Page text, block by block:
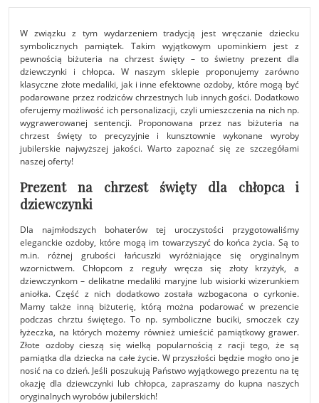
W związku z tym wydarzeniem tradycją jest wręczanie dziecku
symbolicznych pamiątek. Takim wyjątkowym upominkiem jest z
pewnością biżuteria na chrzest święty – to świetny prezent dla
dziewczynki i chłopca. W naszym sklepie proponujemy zarówno
klasyczne złote medaliki, jak i inne efektowne ozdoby, które mogą być
podarowane przez rodziców chrzestnych lub innych gości. Dodatkowo
oferujemy możliwość ich personalizacji, czyli umieszczenia na nich np.
wygrawerowanej sentencji. Proponowana przez nas biżuteria na
chrzest święty to precyzyjnie i kunsztownie wykonane wyroby
jubilerskie najwyższej jakości. Warto zapoznać się ze szczegółami
naszej oferty!
Prezent na chrzest święty dla chłopca i
dziewczynki
Dla najmłodszych bohaterów tej uroczystości przygotowaliśmy
eleganckie ozdoby, które mogą im towarzyszyć do końca życia. Są to
m.in. różnej grubości łańcuszki wyróżniające się oryginalnym
wzornictwem. Chłopcom z reguły wręcza się złoty krzyżyk, a
dziewczynkom – delikatne medaliki maryjne lub wisiorki wizerunkiem
aniołka. Część z nich dodatkowo została wzbogacona o cyrkonie.
Mamy także inną biżuterię, którą można podarować w prezencie
podczas chrztu świętego. To np. symboliczne buciki, smoczek czy
łyżeczka, na których możemy również umieścić pamiątkowy grawer.
Złote ozdoby cieszą się wielką popularnością z racji tego, że są
pamiątka dla dziecka na całe życie. W przyszłości będzie mogło ono je
nosić na co dzień. Jeśli poszukują Państwo wyjątkowego prezentu na tę
okazję dla dziewczynki lub chłopca, zapraszamy do kupna naszych
oryginalnych wyrobów jubilerskich!